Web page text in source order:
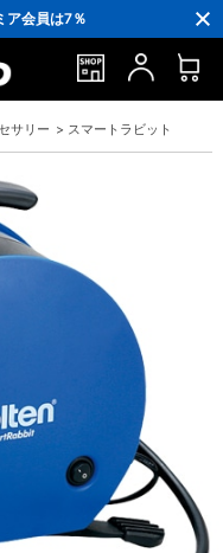
ア会員は7％
ーポン」プレゼント！
スプレゼント！
無料！
サリー > スマートラビット